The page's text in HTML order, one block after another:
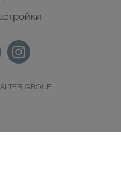
GROUP